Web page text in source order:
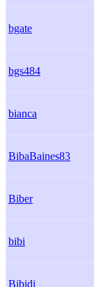
bgate
bgs484
bianca
BibaBaines83
Biber
bibi
Bibidi